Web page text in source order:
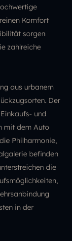
Komfort
sorgen
zahlreiche
aus urbanem
Der
und
mit dem Auto
Philharmonie,
befinden
die
in der